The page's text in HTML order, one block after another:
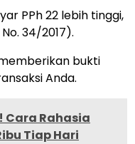
PPh 22 lebih tinggi,
34/2017).
bukti
Anda.
Cara Rahasia
Tiap Hari